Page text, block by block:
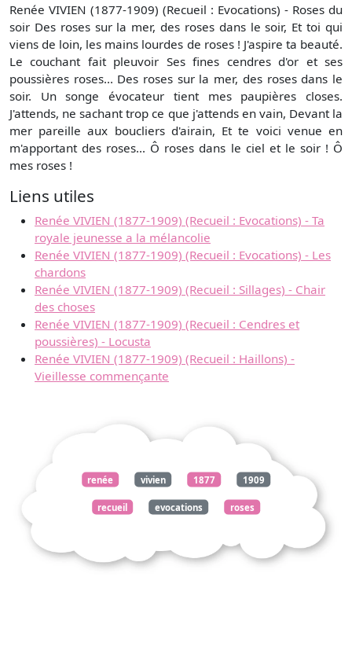
Renée VIVIEN (1877-1909) (Recueil : Evocations) - Roses du
soir Des roses sur la mer, des roses dans le soir, Et toi qui
viens de loin, les mains lourdes de roses ! J'aspire ta beauté.
Le couchant fait pleuvoir Ses fines cendres d'or et ses
poussières roses... Des roses sur la mer, des roses dans le
soir. Un songe évocateur tient mes paupières closes.
J'attends, ne sachant trop ce que j'attends en vain, Devant la
mer pareille aux boucliers d'airain, Et te voici venue en
m'apportant des roses... Ô roses dans le ciel et le soir ! Ô
mes roses !
Liens utiles
Renée VIVIEN (1877-1909) (Recueil : Evocations) - Ta
royale jeunesse a la mélancolie
Renée VIVIEN (1877-1909) (Recueil : Evocations) - Les
chardons
Renée VIVIEN (1877-1909) (Recueil : Sillages) - Chair
des choses
Renée VIVIEN (1877-1909) (Recueil : Cendres et
poussières) - Locusta
Renée VIVIEN (1877-1909) (Recueil : Haillons) -
Vieillesse commençante
renée vivien 1877 1909
recueil evocations roses